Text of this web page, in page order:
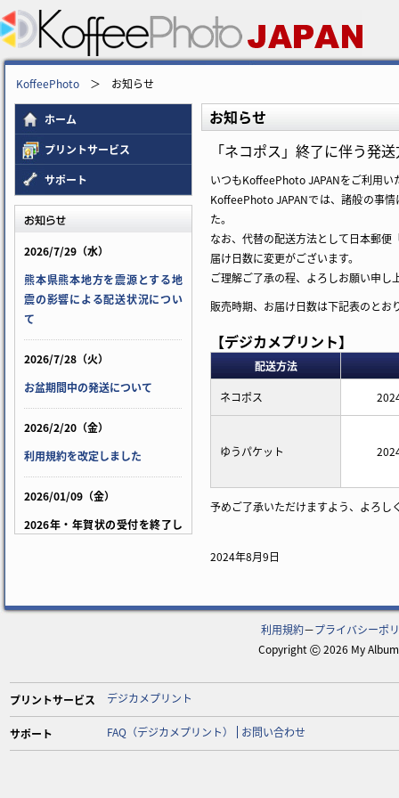
KoffeePhoto＞ お知らせ
ホーム
プリントサービス
サポート
2026/7/29（水）
熊本県熊本地方を震源とする地
震の影響による配送状況につい
て
2026/7/28（火）
お盆期間中の発送について
2026/2/20（金）
利用規約を改定しました
2026/01/09（金）
2026年・年賀状の受付を終了し
「ネコポス」終了に伴う発送方
コンビニ決済手数料改定のお知
らせ
お知らせ
「ネコポス」終了に伴う発
いつもKoffeePhoto JAPANをご利用い
KoffeePhoto JAPANでは、諸般の事
た。
なお、代替の配送方法として日本郵
届け日数に変更がございます。
ご理解ご了承の程、よろしお願い申し
販売時期、お届け日数は下記表のとお
【デジカメプリント】
配送方法
ネコポス
ゆうパケット
予めご了承いただけますよう、よろし
2024年8月9日
利用規約－プライバシーポ
Copyright©2026 My
プリントサービス デジカメプリント
サポート FAQ（デジカメプリント） お問い合わせ